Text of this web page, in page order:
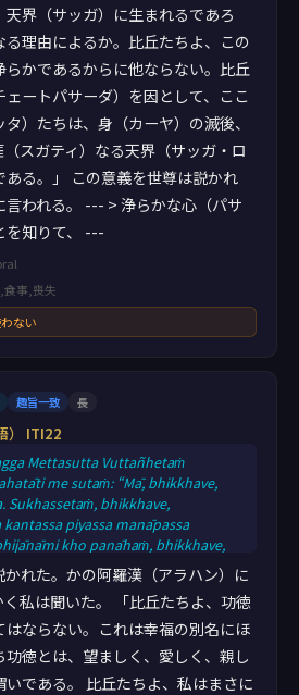
界（サッガ）に生まれるであろ
る理由によるか。比丘たちよ、この
かであるからに他ならない。比丘
ートパサーダ）を因として、ここ
）たちは、身（カーヤ）の滅後、
スガティ）なる天界（サッガ・ロ
る。」 この意義を世尊は説かれ
言われる。 --- > 浄らかな心（パサ
を知りて、 ---
食事,喪失
ない
趣旨一致 長
） ITI22
Mettasutta Vuttañhetaṁ
me sutaṁ: “Mā, bhikkhave,
Sukhassetaṁ, bhikkhave,
kantassa piyassa manāpassa
kho panāhaṁ, bhikkhave,
puññānaṁ iṭṭhaṁ kantaṁ piyaṁ
Satta vassāni
satta saṁvaṭṭavivaṭṭakappe nayimaṁ
Saṁvaṭṭamāne sudaṁ, bhikkhave,
homi; vivaṭṭamāne kappe suññaṁ
かれた。かの阿羅漢（アラハン）に
私は聞いた。 「比丘たちよ、功徳
はならない。これは幸福の別名にほ
徳とは、望ましく、愛しく、親し
いである。 比丘たちよ、私はまさに